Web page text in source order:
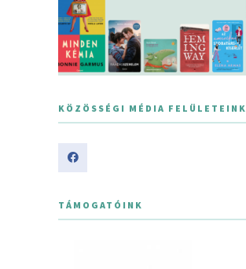
KÖZÖSSÉGI MÉDIA FELÜLETEINK
TÁMOGATÓINK